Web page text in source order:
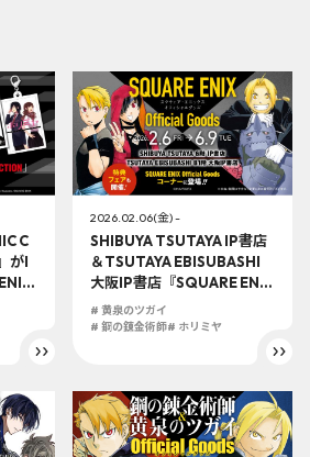
C
がI
』
Offici
2026.02.06(金) -
SHIBUYA TSUTAYA IP書店
＆TSUTAYA EBISUBASHI
大阪IP書店『SQUARE ENIX
Official Goodsコーナー』
にて2026年2月6日(金)より
# 黄泉のツガイ
# 鋼の錬金術師# ホリミヤ